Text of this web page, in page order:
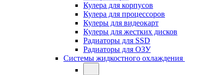
Кулера для корпусов
Кулера для процессоров
Кулеры для видеокарт
Кулеры для жестких дисков
Радиаторы для SSD
Радиаторы для ОЗУ
Системы жидкостного охлаждения